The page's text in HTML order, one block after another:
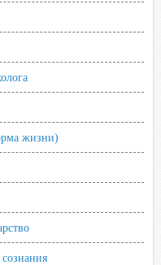
жизни)